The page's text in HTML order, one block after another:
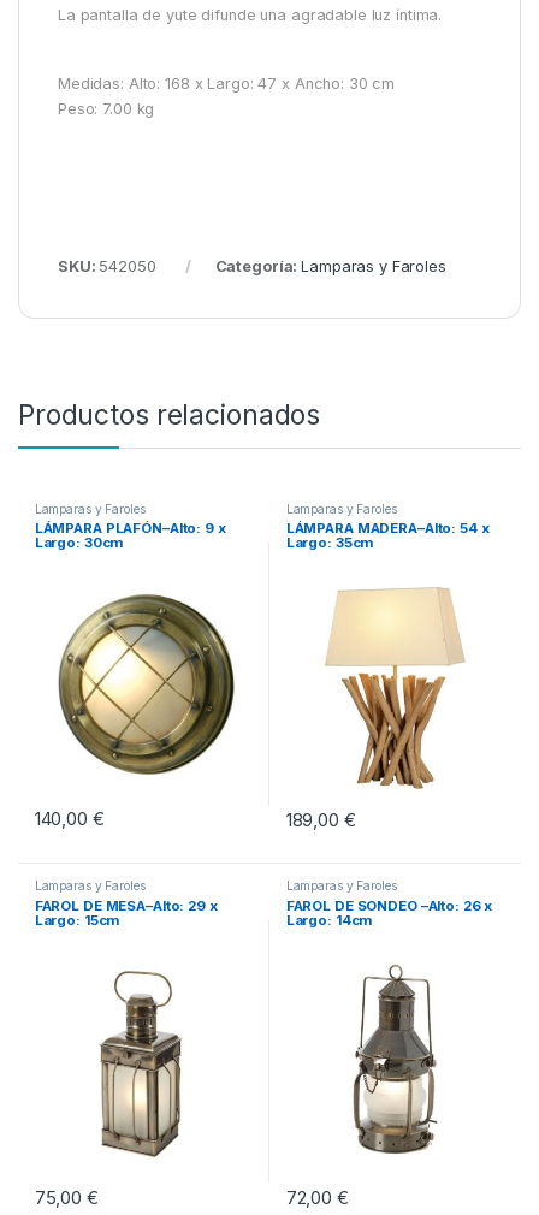
La pantalla de yute difunde una agradable luz íntima.
Medidas: Alto: 168 x Largo: 47 x Ancho: 30 cm
Peso: 7.00 kg
SKU: 542050 Categoría:Lamparas y Faroles
Productos relacionados
Lamparas y Faroles
LÁMPARA PLAFÓN–Alto: 9 x
Largo: 30cm
140,00 €
Lamparas y Faroles
LÁMPARA MADERA–Alto: 54 x
Largo: 35cm
189,00 €
Lamparas y Faroles
FAROL DE MESA–Alto: 29 x
Largo: 15cm
75,00 €
Lamparas y Faroles
FAROL DE SONDEO –Alto: 26 x
Largo: 14cm
72,00 €